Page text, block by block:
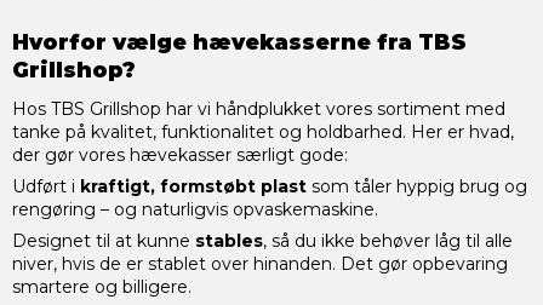
Hvorfor vælge hævekasserne fra TBS
Grillshop?
Hos TBS Grillshop har vi håndplukket vores sortiment med
tanke på kvalitet, funktionalitet og holdbarhed. Her er hvad,
der gør vores hævekasser særligt gode:
Udført i kraftigt, formstøbt plast som tåler hyppig brug og
rengøring – og naturligvis opvaskemaskine.
Designet til at kunne stables, så du ikke behøver låg til alle
niver, hvis de er stablet over hinanden. Det gør opbevaring
smartere og billigere.